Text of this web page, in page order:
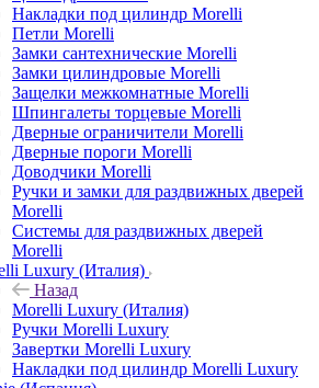
Накладки под цилиндр Morelli
Петли Morelli
Замки сантехнические Morelli
Замки цилиндровые Morelli
Защелки межкомнатные Morelli
Шпингалеты торцевые Morelli
Дверные ограничители Morelli
Дверные пороги Morelli
Доводчики Morelli
Ручки и замки для раздвижных дверей
Morelli
Системы для раздвижных дверей
Morelli
Luxury (Италия)
Назад
Morelli Luxury (Италия)
Ручки Morelli Luxury
Завертки Morelli Luxury
Накладки под цилиндр Morelli Luxury